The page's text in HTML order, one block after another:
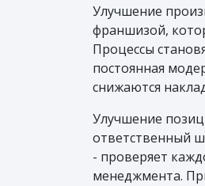
Улучшение
франшизой,
Процессы
постоянная
снижаются
Улучшение
ответственный
- проверяет
менеджмента.